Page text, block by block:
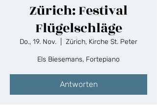
Zürich: Festival
Flügelschläge
Do., 19. Nov. Zürich, Kirche St. Peter
Els Biesemans, Fortepiano
Antworten